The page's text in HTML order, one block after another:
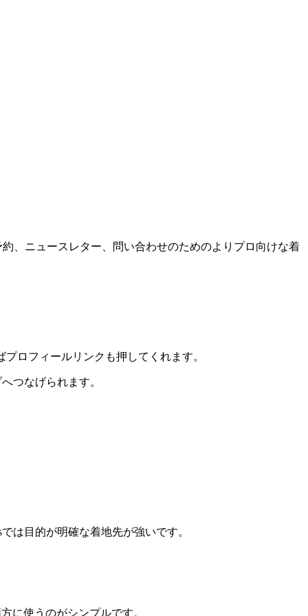
、ニュースレター、問い合わせのためのよりプロ向けな着
ロフィールリンクも押してくれます。
つなげられます。
は目的が明確な着地先が強いです。
に使うのがシンプルです。